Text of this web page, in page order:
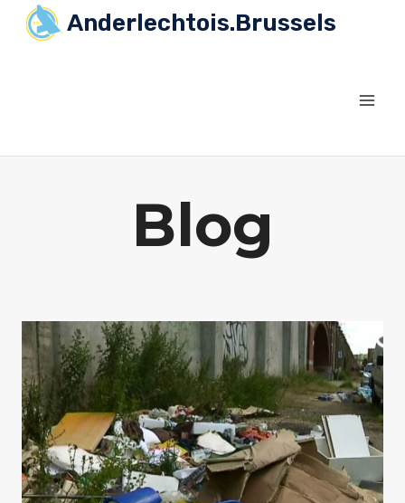
Anderlechtois.Brussels
Blog